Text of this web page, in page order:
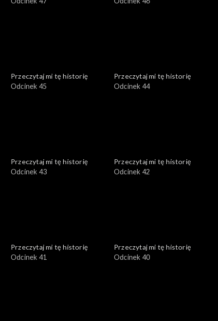
Przeczytaj mi tę historię
Odcinek 45
Przeczytaj mi tę historię
Odcinek 44
Przeczytaj mi tę historię
Odcinek 43
Przeczytaj mi tę historię
Odcinek 42
Przeczytaj mi tę historię
Odcinek 41
Przeczytaj mi tę historię
Odcinek 40